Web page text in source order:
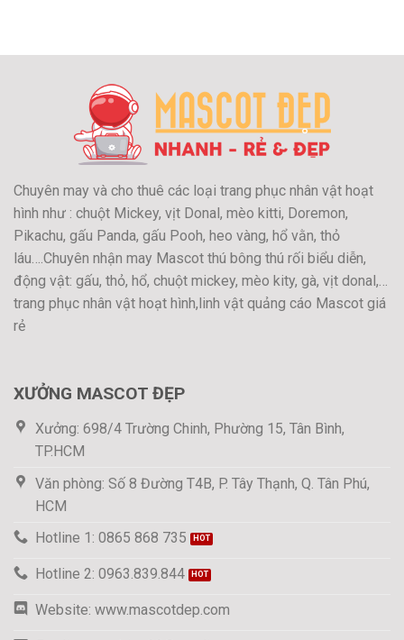
Chuyên may và cho thuê các loại trang phục nhân vật hoạt
hình như : chuột Mickey, vịt Donal, mèo kitti, Doremon,
Pikachu, gấu Panda, gấu Pooh, heo vàng, hổ vằn, thỏ
láu….Chuyên nhận may Mascot thú bông thú rối biểu diễn,
động vật: gấu, thỏ, hổ, chuột mickey, mèo kity, gà, vịt donal,…
trang phục nhân vật hoạt hình,linh vật quảng cáo Mascot giá
rẻ
XƯỞNG MASCOT ĐẸP
Xưởng: 698/4 Trường Chinh, Phường 15, Tân Bình,
TP.HCM
Văn phòng: Số 8 Đường T4B, P. Tây Thạnh, Q. Tân Phú,
HCM
Hotline 1: 0865 868 735
Hotline 2: 0963.839.844
Website: www.mascotdep.com